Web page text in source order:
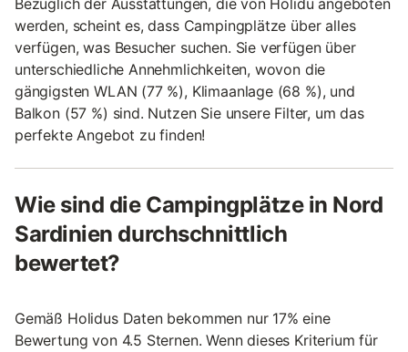
Bezüglich der Ausstattungen, die von Holidu angeboten
werden, scheint es, dass Campingplätze über alles
verfügen, was Besucher suchen. Sie verfügen über
unterschiedliche Annehmlichkeiten, wovon die
gängigsten WLAN (77 %), Klimaanlage (68 %), und
Balkon (57 %) sind. Nutzen Sie unsere Filter, um das
perfekte Angebot zu finden!
Wie sind die Campingplätze in Nord
Sardinien durchschnittlich
bewertet?
Gemäß Holidus Daten bekommen nur 17% eine
Bewertung von 4.5 Sternen. Wenn dieses Kriterium für